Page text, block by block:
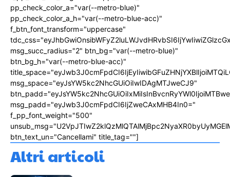
pp_check_color_a="var(--metro-blue)"
pp_check_color_a_h="var(--metro-blue-acc)"
f_btn_font_transform="uppercase"
msg_succ_radius="2" btn_bg="var(--metro-blue)"
btn_bg_h="var(--metro-blue-acc)"
msg_space="eyJsYW5kc2NhcGUiOiIwIDAgMTJweCJ9"
msg_padd="eyJwb3J0cmFpdCI6IjZweCAxMHB4In0="
f_pp_font_weight="500"
btn_text_un="Cancellami" title_tag=""]
Altri articoli